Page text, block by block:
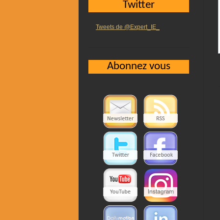
Twitter
Tweets de @Expert_IE_
Abonnez vous